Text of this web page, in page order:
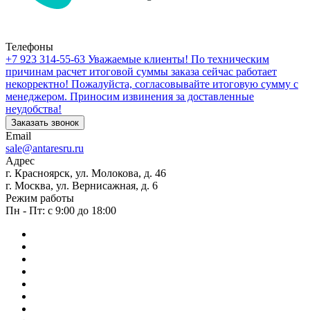
Телефоны
+7 923 314-55-63 Уважаемые клиенты! По техническим
причинам расчет итоговой суммы заказа сейчас работает
некорректно! Пожалуйста, согласовывайте итоговую сумму с
менеджером. Приносим извинения за доставленные
неудобства!
Заказать звонок
Email
sale@antaresru.ru
Адрес
г. Красноярск, ул. Молокова, д. 46
г. Москва, ул. Вернисажная, д. 6
Режим работы
Пн - Пт: с 9:00 до 18:00